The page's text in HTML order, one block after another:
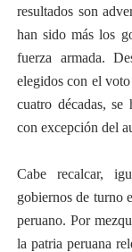
resultados son
han sido más los
fuerza armada.
elegidos con el
cuatro décadas,
con excepción del
Cabe recalcar,
gobiernos de turno
peruano. Por
la patria peruana